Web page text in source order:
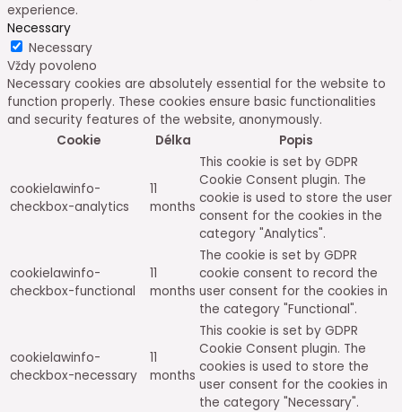
experience.
Necessary
Necessary
Vždy povoleno
Necessary cookies are absolutely essential for the website to
function properly. These cookies ensure basic functionalities
and security features of the website, anonymously.
Cookie
Délka Popis
cookielawinfo-
checkbox-analytics
11
months
This cookie is set by GDPR
Cookie Consent plugin. The
cookie is used to store the user
consent for the cookies in the
category "Analytics".
cookielawinfo-
checkbox-functional
11
months
The cookie is set by GDPR
cookie consent to record the
user consent for the cookies in
the category "Functional".
cookielawinfo-
checkbox-necessary
11
months
This cookie is set by GDPR
Cookie Consent plugin. The
cookies is used to store the
user consent for the cookies in
the category "Necessary".